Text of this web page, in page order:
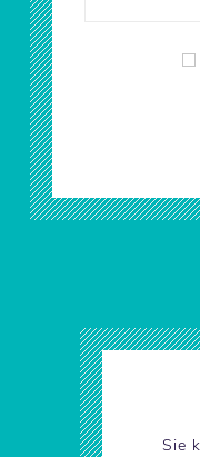
Sie